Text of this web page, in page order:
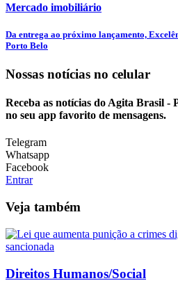
Mercado imobiliário
Da entrega ao próximo lançamento,
Porto Belo
Nossas notícias no celular
Receba as notícias do Agita Brasil -
no seu app favorito de mensagens.
Telegram
Whatsapp
Facebook
Entrar
Veja também
Direitos Humanos/Social